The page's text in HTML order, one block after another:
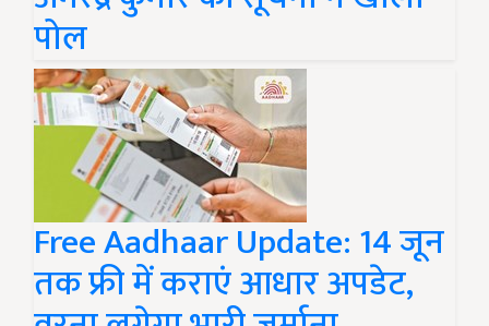
पोल
Free Aadhaar Update: 14 जून
तक फ्री में कराएं आधार अपडेट,